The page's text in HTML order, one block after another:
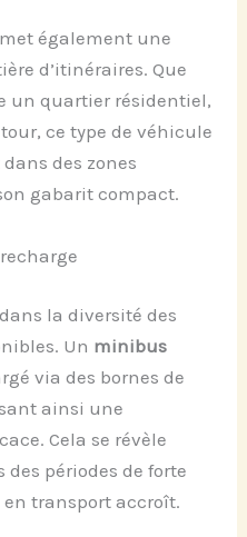
également une
d’itinéraires. Que
un quartier résidentiel,
ce type de véhicule
des zones
gabarit compact.
la diversité des
Un minibus
via des bornes de
ainsi une
Cela se révèle
périodes de forte
transport accroît.